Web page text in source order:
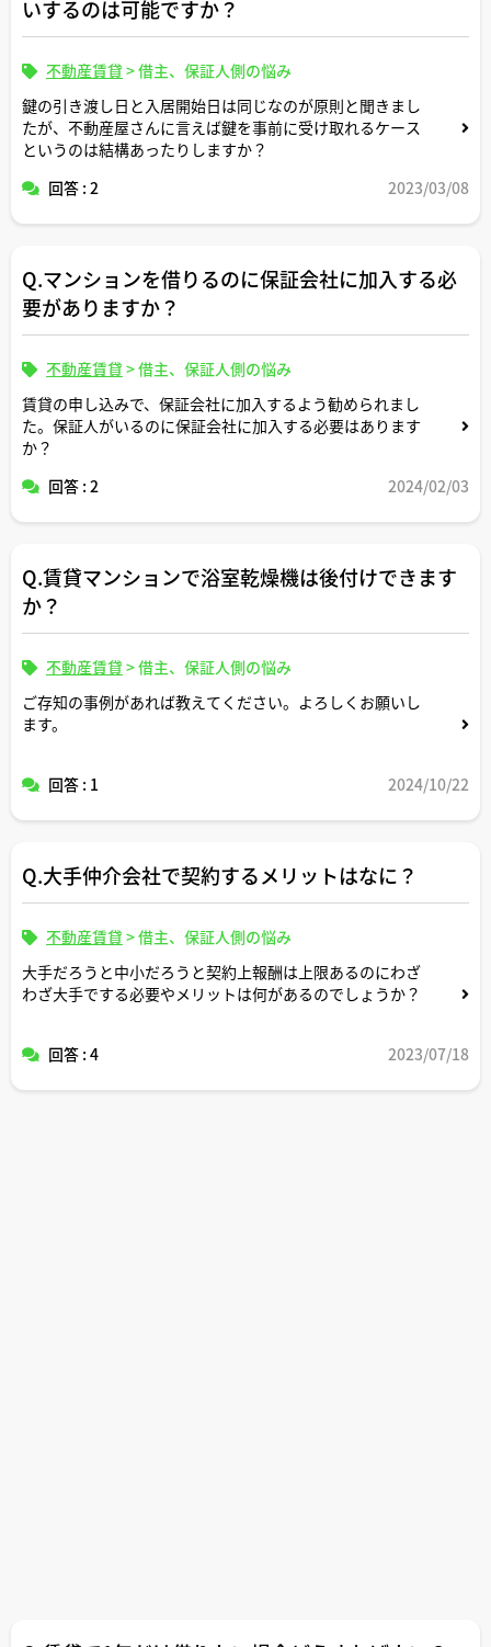
いするのは可能ですか？
不動産賃貸 >借主、保証人側の悩み
鍵の引き渡し日と入居開始日は同じなのが原則と聞きまし
たが、不動産屋さんに言えば鍵を事前に受け取れるケース
というのは結構あったりしますか？
回答 : 2
2023/03/08
Q.マンションを借りるのに保証会社に加入する必
要がありますか？
不動産賃貸 >借主、保証人側の悩み
賃貸の申し込みで、保証会社に加入するよう勧められまし
た。保証人がいるのに保証会社に加入する必要はあります
か？
回答 : 2
2024/02/03
Q.賃貸マンションで浴室乾燥機は後付けできます
か？
不動産賃貸 >借主、保証人側の悩み
ご存知の事例があれば教えてください。よろしくお願いし
ます。
回答 : 1 2024/10/22
Q.大手仲介会社で契約するメリットはなに？
不動産賃貸 >借主、保証人側の悩み
大手だろうと中小だろうと契約上報酬は上限あるのにわざ
わざ大手でする必要やメリットは何があるのでしょうか？
回答 : 4 2023/07/18